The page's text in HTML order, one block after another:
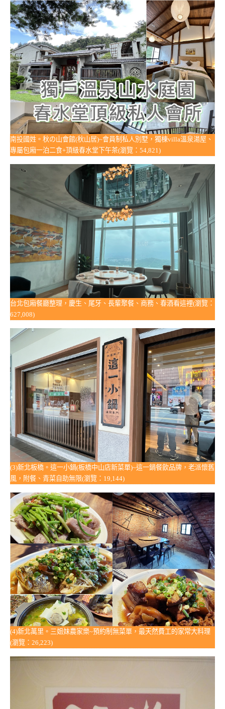
南投國姓。秋の山會館(秋山居)~會員制私人別墅，獨棟villa溫泉湯屋、
專屬包廂一泊二食+頂級春水堂下午茶(瀏覽：54,821)
台北包廂餐廳整理，慶生、尾牙、長輩聚餐、商務、春酒看這裡(瀏覽：
627,008)
(3)新北板橋。這一小鍋(板橋中山店新菜單)~這一鍋餐飲品牌，老派懷舊
風，附餐、青菜自助無限(瀏覽：19,144)
(4)新北萬里。三姐妹農家樂~預約制無菜單，最天然費工的家常大料理
(瀏覽：26,223)